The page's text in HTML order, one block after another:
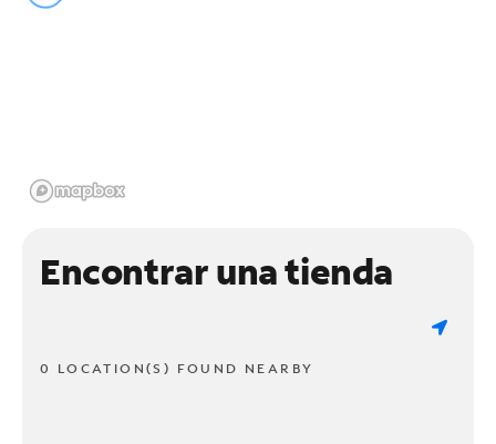
Encontrar una tienda
0 LOCATION(S) FOUND NEARBY